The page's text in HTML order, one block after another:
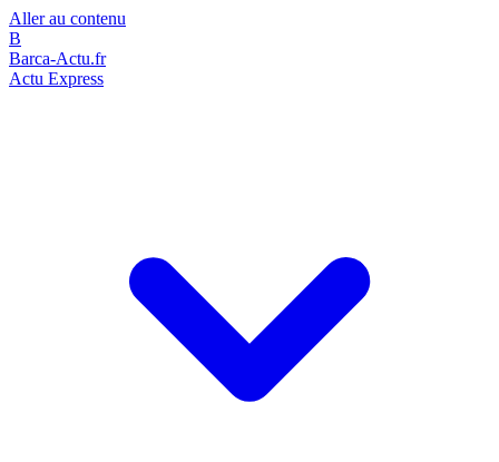
Aller au contenu
B
Barca-Actu.fr
Actu Express